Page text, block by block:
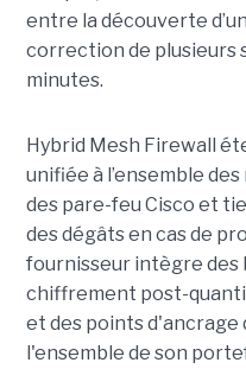
entre la découverte
correction de plusieurs
minutes.
Hybrid Mesh Firewall
unifiée à l’ensemble
des pare-feu Cisco et
des dégâts en cas de
fournisseur intègre des
chiffrement post-
et des points d'ancrage
l'ensemble de son